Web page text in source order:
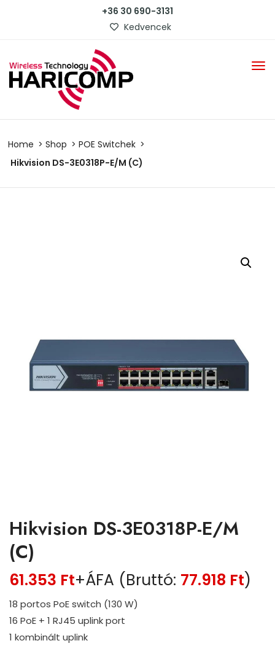
+36 30 690-3131
Kedvencek
Home Shop
POE Switchek
Hikvision DS-3E0318P-E/M (C)
Hikvision DS-3E0318P-E/M
(C)
61.353 Ft+ÁFA (Bruttó: 77.918 Ft)
18 portos PoE switch (130 W)
16 PoE + 1 RJ45 uplink port
1 kombinált uplink